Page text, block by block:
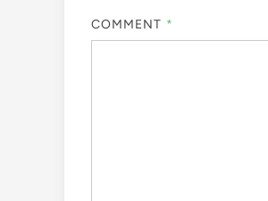
COMMENT *